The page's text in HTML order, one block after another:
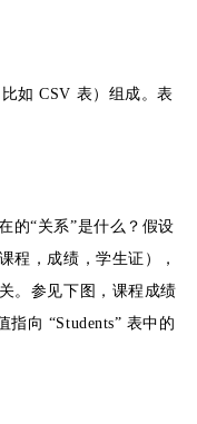
如 CSV 表）组成。表
的“关系”是什么？假设
程，成绩，学生证），
。参见下图，课程成绩
指向 “Students” 表中的